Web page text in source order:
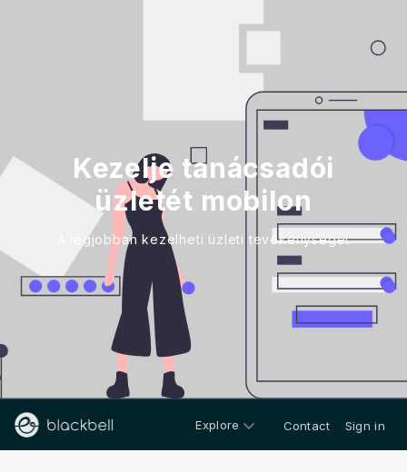
Kezelje tanácsadói
üzletét mobilon
A legjobban kezelheti üzleti tevékenységét
Explore Contact Sign in